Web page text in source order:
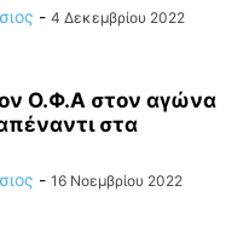
- 4 Δεκεμβρίου 2022
Ο.Φ.Α στον αγώνα
στα
- 16 Νοεμβρίου 2022